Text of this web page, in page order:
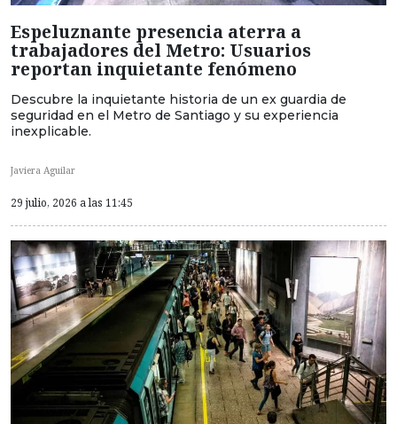
Espeluznante presencia aterra a
trabajadores del Metro: Usuarios
reportan inquietante fenómeno
Descubre la inquietante historia de un ex guardia de
seguridad en el Metro de Santiago y su experiencia
inexplicable.
Javiera Aguilar
29 julio, 2026 a las 11:45